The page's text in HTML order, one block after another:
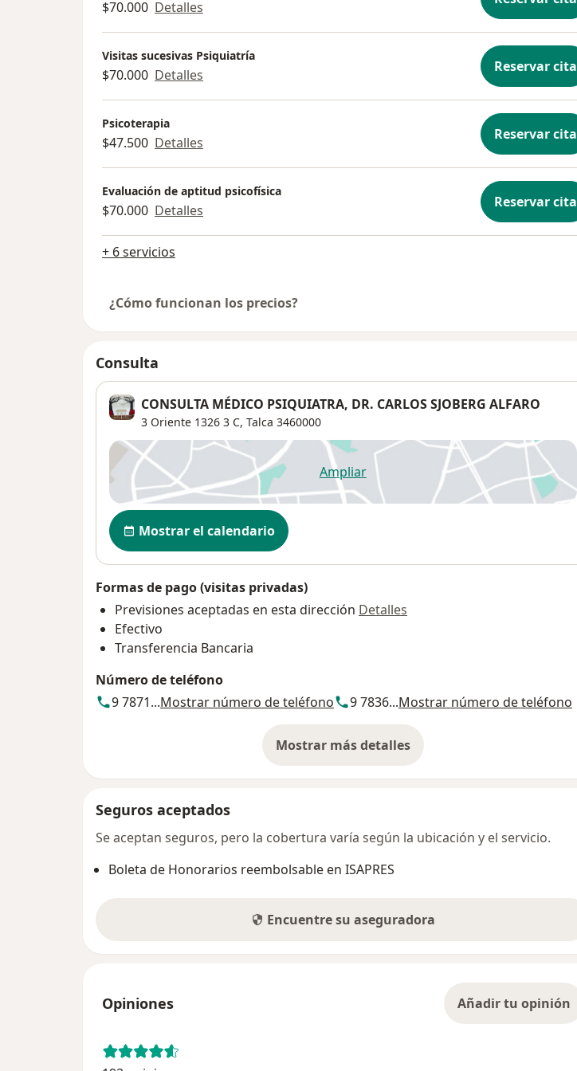
siguiente año. Asimismo, este se dará por
terminado de forma automática si el/la
alumno/a abandona, congela sus estudios o
pierde la calidad de estudiante regular.
$70.000 Detalles
Visitas sucesivas Psiquiatría
$70.000 Detalles Reservar cita
Psicoterapia
$47.500 Detalles Reservar cita
Evaluación de aptitud psicofísica
$70.000 Detalles Reservar cita
+ 6 servicios
¿Cómo funcionan los precios?
Consulta
CONSULTA MÉDICO PSIQUIATRA, DR. CARLOS SJOBERG ALFARO
3 Oriente 1326 3 C, Talca 3460000
Ampliarse abre en una nueva pestaña
Disponibilidad
Mostrar el calendario
Formas de pago (visitas privadas)
Previsiones aceptadas en esta dirección Detalles
Efectivo
Transferencia Bancaria
Número de teléfono
9 7871...Mostrar número de teléfono 9 7836...Mostrar número de teléfono
Mostrar más detalles
sobre la dirección
Seguros aceptados
Se aceptan seguros, pero la cobertura varía según la ubicación y el servicio.
Boleta de Honorarios reembolsable en ISAPRES
Encuentre su aseguradora
Opiniones Añadir tu opinión